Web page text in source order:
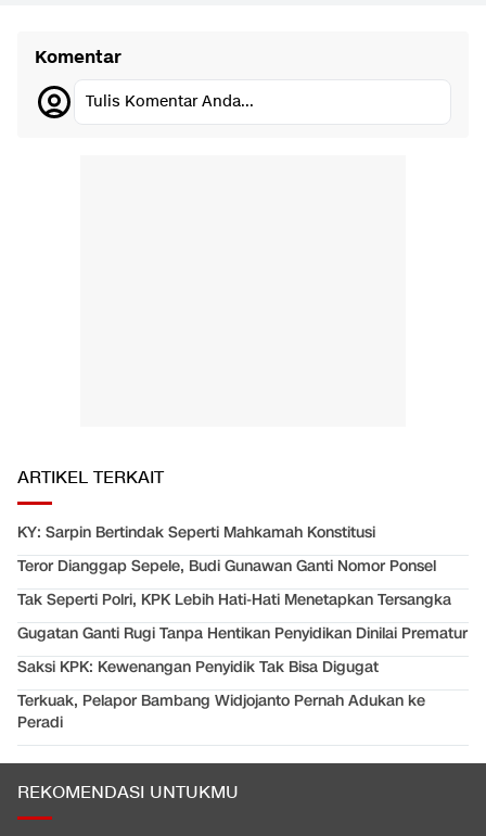
Komentar
Tulis Komentar Anda...
ARTIKEL TERKAIT
KY: Sarpin Bertindak Seperti Mahkamah Konstitusi
Teror Dianggap Sepele, Budi Gunawan Ganti Nomor Ponsel
Tak Seperti Polri, KPK Lebih Hati-Hati Menetapkan Tersangka
Gugatan Ganti Rugi Tanpa Hentikan Penyidikan Dinilai Prematur
Saksi KPK: Kewenangan Penyidik Tak Bisa Digugat
Terkuak, Pelapor Bambang Widjojanto Pernah Adukan ke
Peradi
REKOMENDASI UNTUKMU